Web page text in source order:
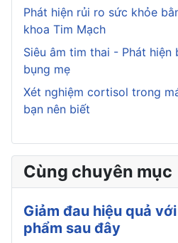
Phát hiện rủi ro sức khỏe
khoa Tim Mạch
Siêu âm tim thai - Phát
bụng mẹ
Xét nghiệm cortisol trong
bạn nên biết
Cùng chuyên mục
Giảm đau hiệu quả
phẩm sau đây